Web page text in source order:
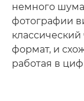
немного шума
фотографии
формат, и
работая в